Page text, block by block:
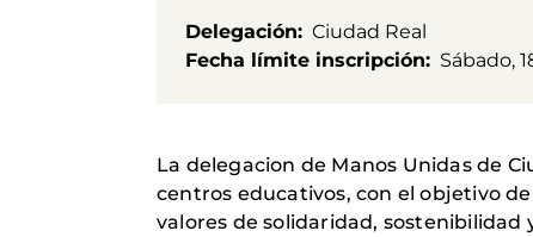
Delegación
Ciudad Real
Fecha límite inscripción
Sábado,
La delegacion de Manos Unidas de
centros educativos, con el objetivo
valores de solidaridad, sostenibilidad